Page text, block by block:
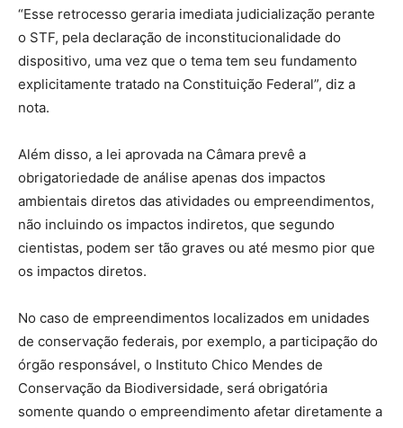
“Esse retrocesso geraria imediata judicialização perante
o STF, pela declaração de inconstitucionalidade do
dispositivo, uma vez que o tema tem seu fundamento
explicitamente tratado na Constituição Federal”, diz a
nota.
Além disso, a lei aprovada na Câmara prevê a
obrigatoriedade de análise apenas dos impactos
ambientais diretos das atividades ou empreendimentos,
não incluindo os impactos indiretos, que segundo
cientistas, podem ser tão graves ou até mesmo pior que
os impactos diretos.
No caso de empreendimentos localizados em unidades
de conservação federais, por exemplo, a participação do
órgão responsável, o Instituto Chico Mendes de
Conservação da Biodiversidade, será obrigatória
somente quando o empreendimento afetar diretamente a